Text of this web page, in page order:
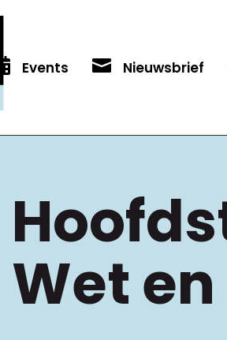
 Events  Nieuwsbrief
Wet